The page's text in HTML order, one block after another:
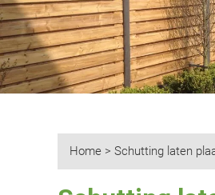
Home > Schutting laten